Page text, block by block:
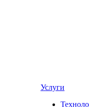
Услуги